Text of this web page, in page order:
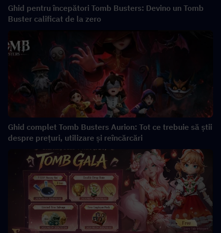
Ghid pentru începători Tomb Busters: Devino un Tomb
Buster calificat de la zero
Ghid complet Tomb Busters Aurion: Tot ce trebuie să știi
despre prețuri, utilizare și reîncărcări